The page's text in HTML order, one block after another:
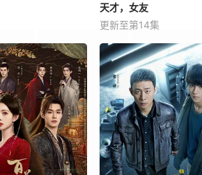
天才，女友
更新至第14集